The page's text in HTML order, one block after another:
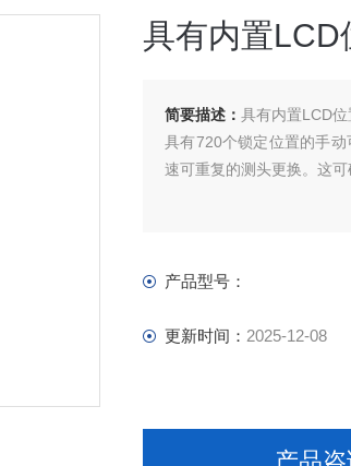
具有内置LCD
简要描述： 具有内置LCD
具有720个锁定位置的手
速可重复的测头更换。这
产品型号：
更新时间： 2025-12-08